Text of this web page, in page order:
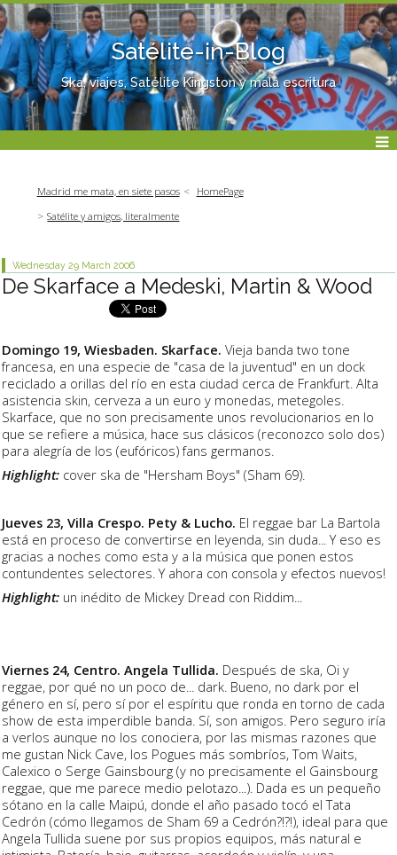
Satélite-in-Blog
Ska, viajes, Satélite Kingston y mala escritura
Madrid me mata, en siete pasos
HomePage
Satélite y amigos, literalmente
Wednesday 29 March 2006
De Skarface a Medeski, Martin & Wood
Domingo 19, Wiesbaden. Skarface. Vieja banda two tone
francesa, en una especie de "casa de la juventud" en un dock
reciclado a orillas del río en esta ciudad cerca de Frankfurt. Alta
asistencia skin, cerveza a un euro y monedas, metegoles.
Skarface, que no son precisamente unos revolucionarios en lo
que se refiere a música, hace sus clásicos (reconozco solo dos)
para alegría de los (eufóricos) fans germanos.
Highlight: cover ska de "Hersham Boys" (Sham 69).
Jueves 23, Villa Crespo. Pety & Lucho. El reggae bar La Bartola
está en proceso de convertirse en leyenda, sin duda... Y eso es
gracias a noches como esta y a la música que ponen estos
contundentes selectores. Y ahora con consola y efectos nuevos!
Highlight: un inédito de Mickey Dread con Riddim...
Viernes 24, Centro. Angela Tullida. Después de ska, Oi y
reggae, por qué no un poco de... dark. Bueno, no dark por el
género en sí, pero sí por el espíritu que ronda en torno de cada
show de esta imperdible banda. Sí, son amigos. Pero seguro iría
a verlos aunque no los conociera, por las mismas razones que
me gustan Nick Cave, los Pogues más sombríos, Tom Waits,
Calexico o Serge Gainsbourg (y no precisamente el Gainsbourg
reggae, que me parece medio pelotazo...). Dada es un pequeño
sótano en la calle Maipú, donde el año pasado tocó el Tata
Cedrón (cómo llegamos de Sham 69 a Cedrón?!?!), ideal para que
Angela Tullida suene por sus propios equipos, más natural e